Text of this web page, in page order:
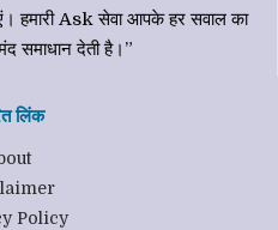
हमारी Ask सेवा आपके हर सवाल का
समाधान देती है।”
लिंक
Policy